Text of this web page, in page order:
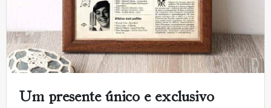
Um presente único e exclusivo